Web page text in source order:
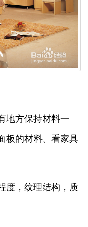
地方保持材料一
板的材料。看家具
度，纹理结构，质